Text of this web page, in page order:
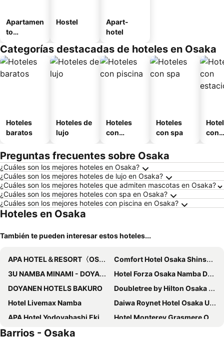
Apartamen
to
o
Hostel
Apart-
hotel
Categorías destacadas de hoteles en Osaka
Hoteles
baratos
Hoteles de
lujo
Hoteles
con
Hoteles
con spa
con
Preguntas frecuentes sobre Osaka
¿Cuáles son los mejores hoteles en Osaka?
¿Cuáles son los mejores hoteles de lujo en Osaka?
¿Cuáles son los mejores hoteles que admiten mascotas en Osaka?
¿Cuáles son los mejores hoteles con spa en Osaka?
¿Cuáles son los mejores hoteles con piscina en Osaka?
Hoteles en Osaka
También te pueden interesar estos hoteles...
APA HOTEL＆RESORT〈OSAKA NAMBA EKIMAE TOWER〉
Comfort Hotel Osaka Shinsaibashi
3U NAMBA MINAMI - DOYANEN HOTELS
Hotel Forza Osaka Namba Dotonbori
DOYANEN HOTELS BAKURO
Doubletree by Hilton Osaka Castle
Hotel Livemax Namba
Daiwa Roynet Hotel Osaka Uehonmachi
APA Hotel Yodoyabashi Ekimae
Hotel Monterey Grasmere Osaka
Hotel Zipang
Barrios - Osaka